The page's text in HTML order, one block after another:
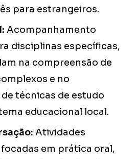
para estrangeiros.
Acompanhamento
disciplinas específicas,
na compreensão de
e no
técnicas de estudo
educacional local.
Atividades
em prática oral,